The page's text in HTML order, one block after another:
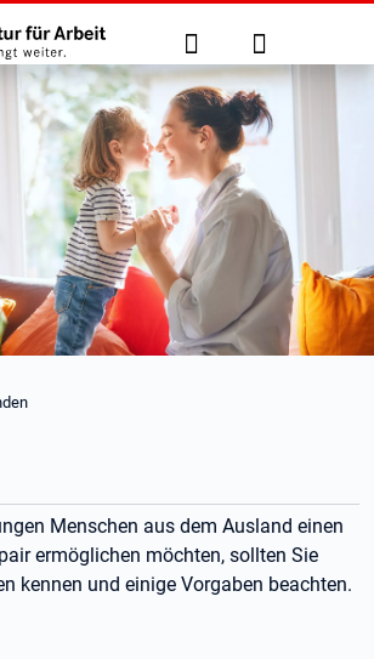
springen
Suche Anmelden
Menschen aus dem Ausland einen
ermöglichen möchten, sollten Sie
kennen und einige Vorgaben beachten.